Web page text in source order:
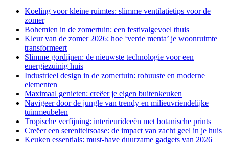
Koeling voor kleine ruimtes: slimme ventilatietips voor de
zomer
Bohemien in de zomertuin: een festivalgevoel thuis
Kleur van de zomer 2026: hoe ‘verde menta’ je woonruimte
transformeert
Slimme gordijnen: de nieuwste technologie voor een
energiezuinig huis
Industrieel design in de zomertuin: robuuste en moderne
elementen
Maximaal genieten: creëer je eigen buitenkeuken
Navigeer door de jungle van trendy en milieuvriendelijke
tuinmeubelen
Tropische verfijning: interieurideeën met botanische prints
Creëer een sereniteitsoase: de impact van zacht geel in je huis
Keuken essentials: must-have duurzame gadgets van 2026